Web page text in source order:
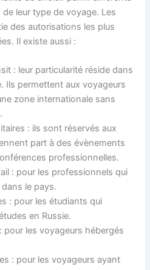
leur type de voyage. Les
des autorisations les plus
Il existe aussi :
: leur particularité réside dans
Ils permettent aux voyageurs
zone internationale sans
: ils sont réservés aux
part à des évènements
professionnelles.
: pour les professionnels qui
le pays.
: pour les étudiants qui
en Russie.
pour les voyageurs hébergés
: pour les voyageurs ayant